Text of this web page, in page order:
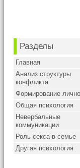
Разделы
Главная
Анализ структуры
конфликта
Формирование
Общая психология
Невербальные
коммуникации
Роль секса в семье
Другая психология